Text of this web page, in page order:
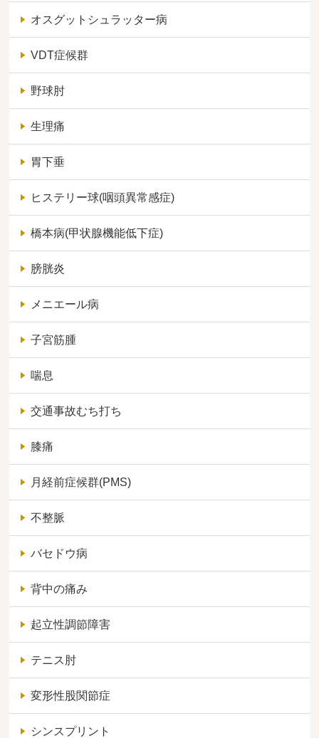
オスグットシュラッター病
VDT症候群
野球肘
生理痛
胃下垂
ヒステリー球(咽頭異常感症)
橋本病(甲状腺機能低下症)
膀胱炎
メニエール病
子宮筋腫
喘息
交通事故むち打ち
膝痛
月経前症候群(PMS)
不整脈
バセドウ病
背中の痛み
起立性調節障害
テニス肘
変形性股関節症
シンスプリント